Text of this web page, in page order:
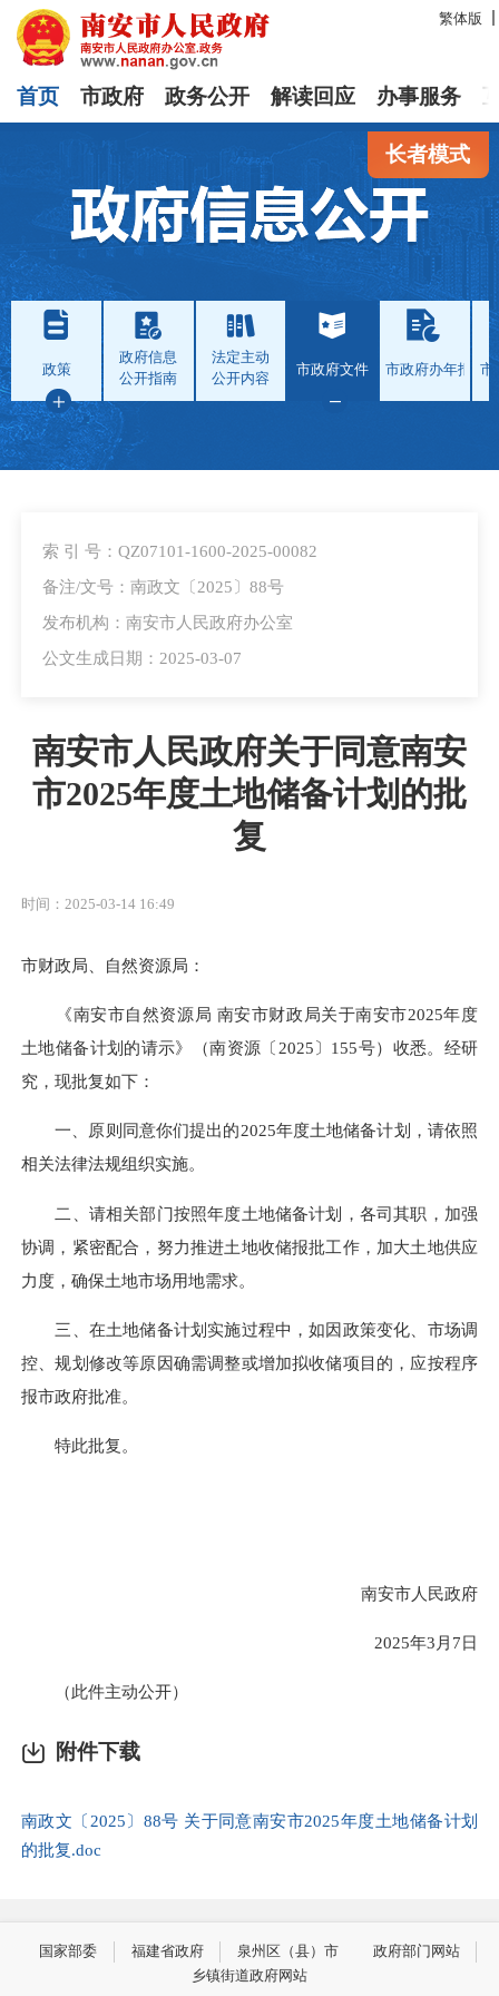
繁体版
首页 市政府 政务公开 解读回应 办事服务
长者模式
政策
政府信息
公开指南
法定主动
公开内容
市政府文件 市政府办年报 市
索 引 号：QZ07101-1600-2025-00082
备注/文号：南政文〔2025〕88号
发布机构：南安市人民政府办公室
公文生成日期：2025-03-07
南安市人民政府关于同意南安
市2025年度土地储备计划的批
复
时间：2025-03-14 16:49
市财政局、自然资源局：
《南安市自然资源局 南安市财政局关于南安市2025年度
土地储备计划的请示》（南资源〔2025〕155号）收悉。经研
究，现批复如下：
一、原则同意你们提出的2025年度土地储备计划，请依照
相关法律法规组织实施。
二、请相关部门按照年度土地储备计划，各司其职，加强
协调，紧密配合，努力推进土地收储报批工作，加大土地供应
力度，确保土地市场用地需求。
三、在土地储备计划实施过程中，如因政策变化、市场调
控、规划修改等原因确需调整或增加拟收储项目的，应按程序
报市政府批准。
特此批复。
南安市人民政府
2025年3月7日
（此件主动公开）
附件下载
南政文〔2025〕88号 关于同意南安市2025年度土地储备计划
的批复.doc
国家部委 福建省政府 泉州区（县）市
政府部门网站
乡镇街道政府网站